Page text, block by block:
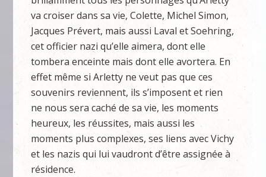
va croiser dans sa vie, Colette, Michel Simon,
Jacques Prévert, mais aussi Laval et Soehring,
cet officier nazi qu’elle aimera, dont elle
tombera enceinte mais dont elle avortera. En
effet même si Arletty ne veut pas que ces
souvenirs reviennent, ils s’imposent et rien
ne nous sera caché de sa vie, les moments
heureux, les réussites, mais aussi les
moments plus complexes, ses liens avec Vichy
et les nazis qui lui vaudront d’être assignée à
résidence.